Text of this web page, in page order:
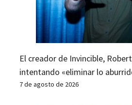
El creador de Invincible,
intentando «eliminar lo
7 de agosto de 2026